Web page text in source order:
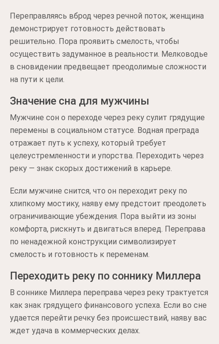
Переправляясь вброд через речной поток, женщина
демонстрирует готовность действовать
решительно. Пора проявить смелость, чтобы
осуществить задуманное в реальности. Мелководье
в сновидении предвещает преодолимые сложности
на пути к цели.
Значение сна для мужчины
Мужчине сон о переходе через реку сулит грядущие
перемены в социальном статусе. Водная преграда
отражает путь к успеху, который требует
целеустремленности и упорства. Переходить через
реку — знак скорых достижений в карьере.
Если мужчине снится, что он переходит реку по
хлипкому мостику, наяву ему предстоит преодолеть
ограничивающие убеждения. Пора выйти из зоны
комфорта, рискнуть и двигаться вперед. Переправа
по ненадежной конструкции символизирует
смелость и готовность к переменам.
Переходить реку по соннику Миллера
В соннике Миллера переправа через реку трактуется
как знак грядущего финансового успеха. Если во сне
удается перейти речку без происшествий, наяву вас
ждет удача в коммерческих делах.